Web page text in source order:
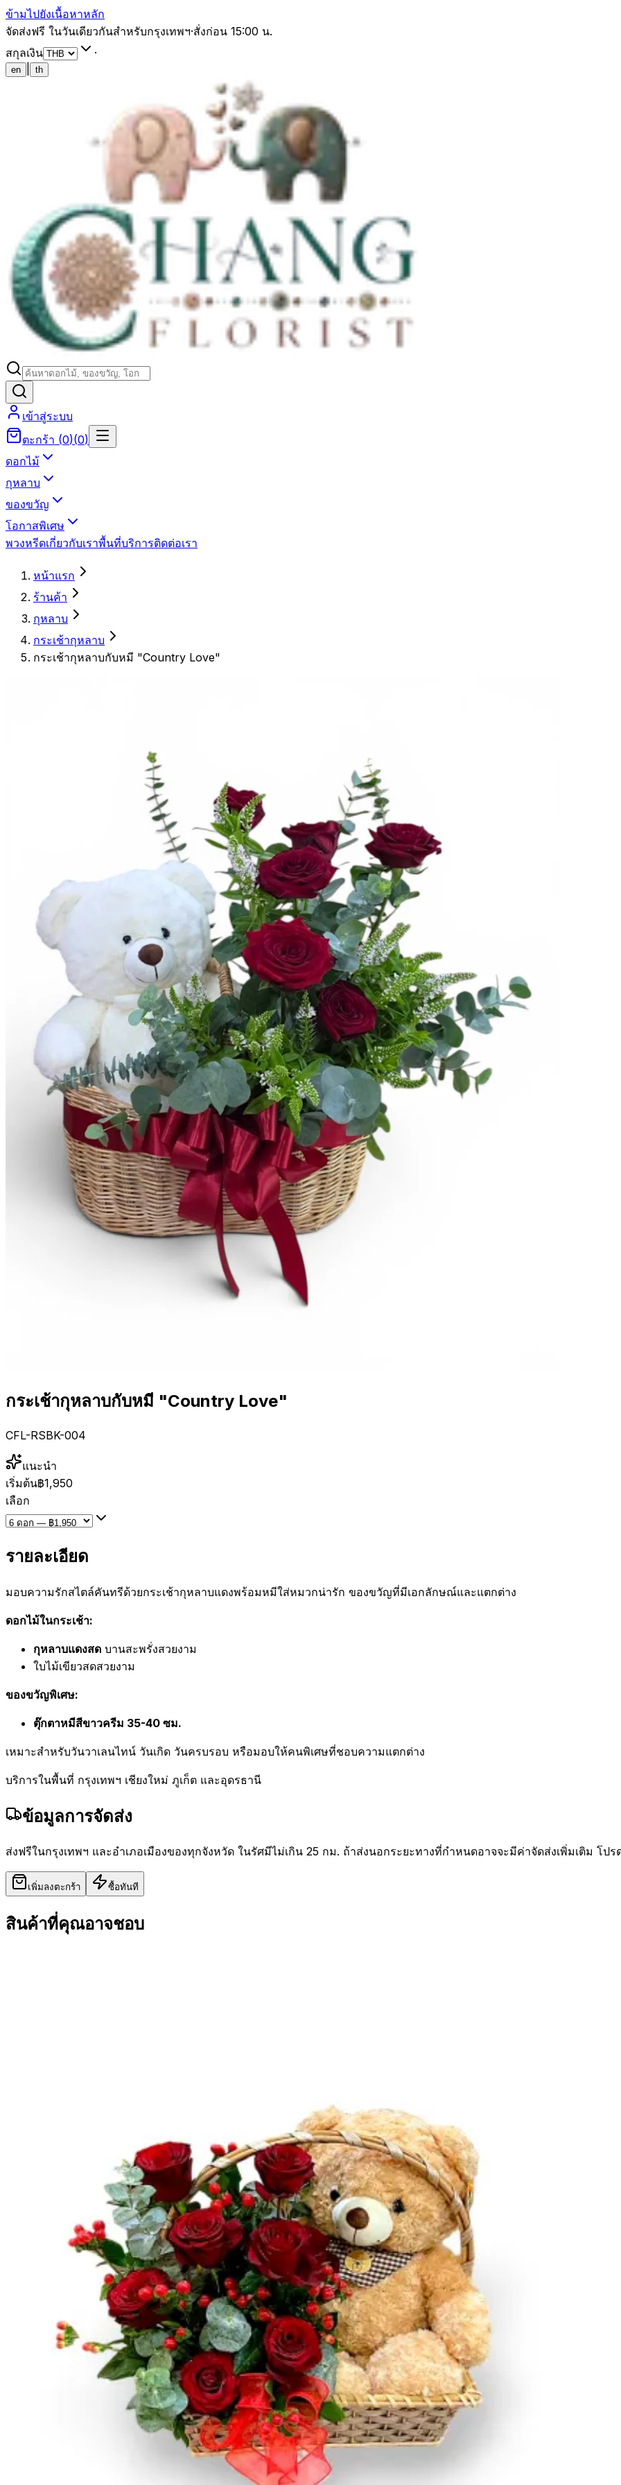
ข้ามไปยังเนื้อหาหลัก
จัดส่งฟรี ในวันเดียวกันสำหรับกรุงเทพฯ·สั่งก่อน 15:00 น.
สกุลเงิน
·
en th
เข้าสู่ระบบ
ตะกร้า (0)(0)
ดอกไม้
กุหลาบ
ของขวัญ
โอกาสพิเศษ
พวงหรีดเกี่ยวกับเราพื้นที่บริการติดต่อเรา
หน้าแรก
ร้านค้า
กุหลาบ
กระเช้ากุหลาบ
กระเช้ากุหลาบกับหมี "Country Love"
กระเช้ากุหลาบกับหมี "Country Love"
CFL-RSBK-004
แนะนำ
เริ่มต้น฿1,950
เลือก
รายละเอียด
มอบความรักสไตล์คันทรีด้วยกระเช้ากุหลาบแดงพร้อมหมีใส่หมวกน่ารัก ของขวัญที่มีเอกลักษณ์และแตกต่าง
ดอกไม้ในกระเช้า:
กุหลาบแดงสด บานสะพรั่งสวยงาม
ใบไม้เขียวสดสวยงาม
ของขวัญพิเศษ:
ตุ๊กตาหมีสีขาวครีม 35-40 ซม.
เหมาะสำหรับวันวาเลนไทน์ วันเกิด วันครบรอบ หรือมอบให้คนพิเศษที่ชอบความแตกต่าง
บริการในพื้นที่ กรุงเทพฯ เชียงใหม่ ภูเก็ต และอุดรธานี
ข้อมูลการจัดส่ง
ส่งฟรีในกรุงเทพฯ และอำเภอเมืองของทุกจังหวัด ในรัศมีไม่เกิน 25 กม. ถ้าส่งนอกระยะทางที่กำหนดอาจจะมีค่าจัดส่งเพิ่มเติม โปร
เพิ่มลงตะกร้า ซื้อทันที
สินค้าที่คุณอาจชอบ